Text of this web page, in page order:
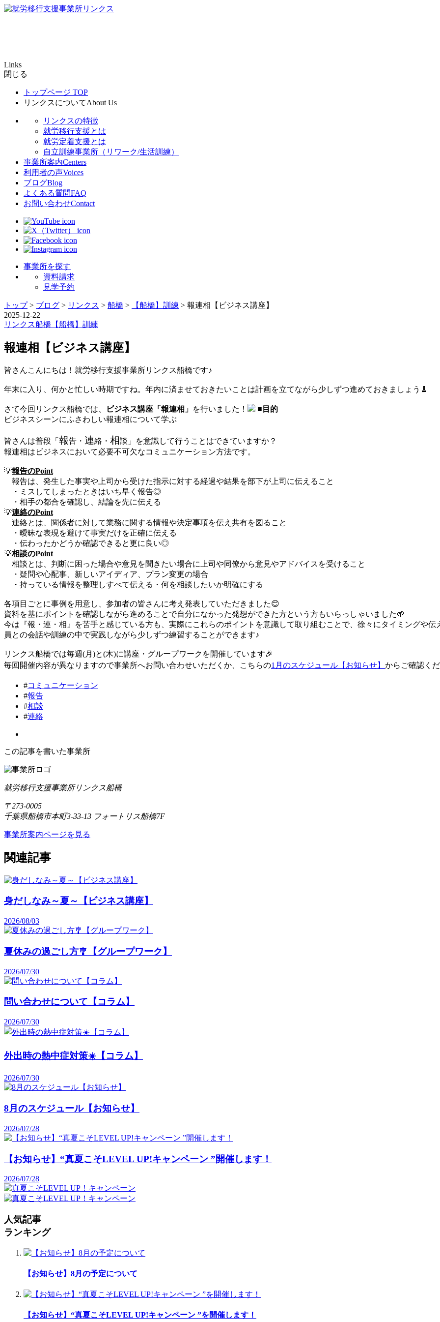
Links
閉じる
トップページ TOP
リンクスについてAbout Us
リンクスの特徴
就労移行支援とは
就労定着支援とは
自立訓練事業所（リワーク/生活訓練）
事業所案内Centers
利用者の声Voices
ブログBlog
よくある質問FAQ
お問い合わせContact
事業所を探す
資料請求
見学予約
トップ> ブログ > リンクス > 船橋 > 【船橋】訓練 > 報連相【ビジネス講座】
2025-12-22
リンクス船橋 【船橋】訓練
報連相【ビジネス講座】
皆さんこんにちは！就労移行支援事業所リンクス船橋です♪
年末に入り、何かと忙しい時期ですね。年内に済ませておきたいことは計画を立てながら少しずつ進めておきましょう🧹
さて今回リンクス船橋では、 ビジネス講座「報連相」 を行いました！
■目的
ビジネスシーンにふさわしい報連相について学ぶ
皆さんは普段「 報告・ 連絡・ 相談」を意識して行うことはできていますか？
報連相はビジネスにおいて必要不可欠なコミュニケーション方法です。
💡報告のPoint
報告は、発生した事実や上司から受けた指示に対する経過や結果を部下が上司に伝えること
・ミスしてしまったときはいち早く報告◎
・相手の都合を確認し、結論を先に伝える
💡連絡のPoint
連絡とは、関係者に対して業務に関する情報や決定事項を伝え共有を図ること
・曖昧な表現を避けて事実だけを正確に伝える
・伝わったかどうか確認できると更に良い◎
💡相談のPoint
相談とは、判断に困った場合や意見を聞きたい場合に上司や同僚から意見やアドバイスを受けること
・疑問や心配事、新しいアイディア、プラン変更の場合
・持っている情報を整理しすべて伝える・何を相談したいか明確にする
各項目ごとに事例を用意し、参加者の皆さんに考え発表していただきました😊
資料を基にポイントを確認しながら進めることで自分になかった発想ができた方という方もいらっしゃいました🌱
今は『報・連・相』を苦手と感じている方も、実際にこれらのポイントを意識して取り組むことで、徐々にタイミングや
員との会話や訓練の中で実践しながら少しずつ練習することができます♪
リンクス船橋では毎週(月)と(木)に講座・グループワークを開催しています🎉
毎回開催内容が異なりますので事業所へお問い合わせいただくか、こちらの1月のスケジュール【お知らせ】 からご確認く
#コミュニケーション
#報告
#相談
#連絡
この記事を書いた事業所
就労移行支援事業所リンクス船橋
〒273-0005
千葉県船橋市本町3-33-13 フォートリス船橋7F
事業所案内ページを見る
関連記事
身だしなみ～夏～【ビジネス講座】
2026/08/03
夏休みの過ごし方🎐【グループワーク】
2026/07/30
問い合わせについて【コラム】
2026/07/30
外出時の熱中症対策☀️【コラム】
2026/07/30
8月のスケジュール【お知らせ】
2026/07/28
【お知らせ】“真夏こそLEVEL UP!キャンペーン ”開催します！
2026/07/28
人気記事
ランキング
【お知らせ】8月の予定について
【お知らせ】“真夏こそLEVEL UP!キャンペーン ”を開催します！